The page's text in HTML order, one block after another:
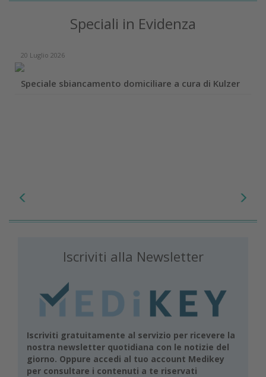
Speciali in Evidenza
20 Luglio 2026
Speciale sbiancamento domiciliare a cura di Kulzer
Iscriviti alla Newsletter
Iscriviti gratuitamente al servizio per ricevere la
nostra newsletter quotidiana con le notizie del
giorno. Oppure accedi al tuo account Medikey
per consultare i contenuti a te riservati